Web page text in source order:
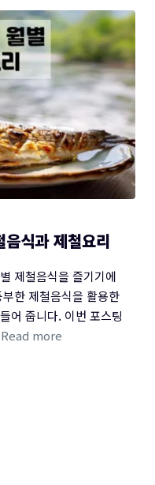
식과 제철요리
제철음식을 즐기기에
한 제철음식을 활용한
어 줍니다. 이번 포스팅
Read more